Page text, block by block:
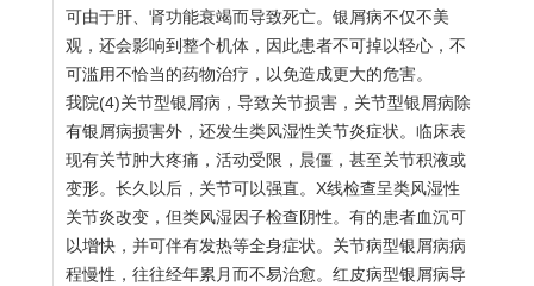
可由于肝、肾功能衰竭而导致死亡。银屑病不仅不美
观，还会影响到整个机体，因此患者不可掉以轻心，不
可滥用不恰当的药物治疗，以免造成更大的危害。
我院(4)关节型银屑病，导致关节损害，关节型银屑病除
有银屑病损害外，还发生类风湿性关节炎症状。临床表
现有关节肿大疼痛，活动受限，晨僵，甚至关节积液或
变形。长久以后，关节可以强直。X线检查呈类风湿性
关节炎改变，但类风湿因子检查阴性。有的患者血沉可
以增快，并可伴有发热等全身症状。关节病型银屑病病
程慢性，往往经年累月而不易治愈。红皮病型银屑病导